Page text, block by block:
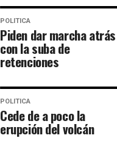
POLITICA
Piden dar marcha atrás
con la suba de
retenciones
POLITICA
Cede de a poco la
erupción del volcán